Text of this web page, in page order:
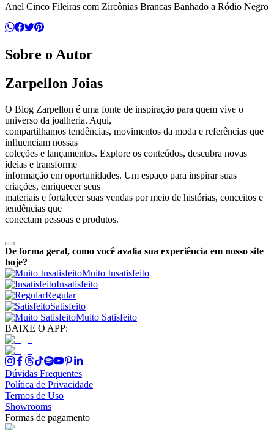
Anel Cinco Fileiras com Zircônias Brancas Banhado a Ródio Negro
Sobre o Autor
Zarpellon Joias
O Blog Zarpellon é uma fonte de inspiração para quem vive o
universo da joalheria. Aqui,
compartilhamos tendências, movimentos da moda e referências que
influenciam nossas
coleções e lançamentos. Explore os conteúdos, descubra novas
ideias e transforme
informação em oportunidades. Um espaço para inspirar suas
criações, enriquecer seus
materiais e fortalecer suas vendas por meio de histórias, conceitos e
tendências que
conectam pessoas e produtos.
De forma geral, como você avalia sua experiência em nosso site
hoje?
Muito Insatisfeito
Insatisfeito
Regular
Satisfeito
Muito Satisfeito
BAIXE O APP:
Dúvidas Frequentes
Política de Privacidade
Termos de Uso
Showrooms
Formas de pagamento